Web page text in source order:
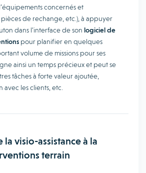
concernés et
de rechange, etc.), à appuyer
dans l’interface de son logiciel de
pour planifier en quelques
volume de missions pour ses
ainsi un temps précieux et peut se
tâches à forte valeur ajoutée,
avec les clients, etc.
la visio-assistance à la
terrain